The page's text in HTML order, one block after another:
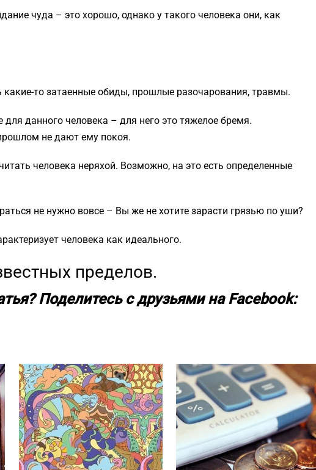
чуда – это хорошо, однако у такого человека они, как
то затаенные обиды, прошлые разочарования, травмы.
данного человека – для него это тяжелое бремя.
не дают ему покоя.
человека неряхой. Возможно, на это есть определенные
не нужно вовсе – Вы же не хотите зарасти грязью по уши?
человека как идеального.
пределов.
Поделитесь с друзьями на Facebook: